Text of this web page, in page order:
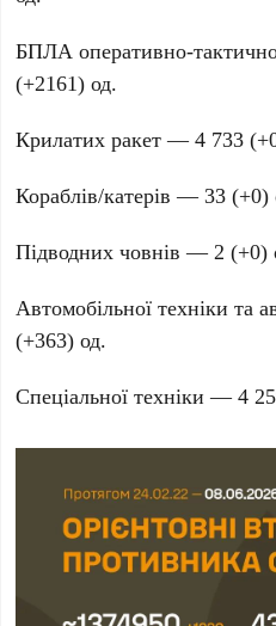
БПЛА оперативно-
(+2161) од.
Крилатих ракет —4 733
Кораблів/катерів —33 (+0)
Підводних човнів —2 (+0)
Автомобільної техніки та
(+363) од.
Спеціальної техніки —4